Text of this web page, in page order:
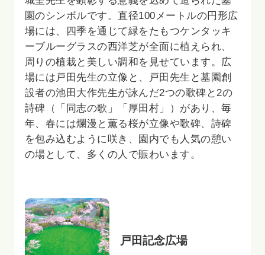
園のシンボルです。直径100メートルの円形広
場には、四季を通じて緑をたもつケンタッキ
ーブルーグラスの西洋芝が全面に植えられ、
周りの植栽と美しい調和を見せています。広
場には戸田先生の立像と、戸田先生と墓園創
設者の池田大作先生が詠んだ2つの歌碑と2の
詩碑（「同志の歌」「厚田村」）があり、毎
年、春には爛漫と薫る桜が立像や歌碑、詩碑
を包み込むように咲き、園内でも人気の憩い
の場として、多くの人で賑わいます。
戸田記念広場